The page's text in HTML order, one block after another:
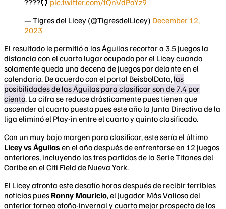
????⏰ pic.twitter.com/tQnVdPaYz9
— Tigres del Licey (@TigresdelLicey) December 12,
2023
El resultado le permitió a las Águilas recortar a 3.5 juegos la
distancia con el cuarto lugar ocupado por el Licey cuando
solamente queda una decena de juegos por delante en el
calendario. De acuerdo con el portal BeisbolData, las
posibilidades de las Águilas para clasificar son de 7.4 por
ciento. La cifra se reduce drásticamente pues tienen que
ascender al cuarto puesto pues este año la Junta Directiva de la
liga eliminó el Play-in entre el cuarto y quinto clasificado.
Con un muy bajo margen para clasificar, este sería el último
Licey vs Águilasen el año después de enfrentarse en 12 juegos
anteriores, incluyendo los tres partidos de la Serie Titanes del
Caribe en el Citi Field de Nueva York.
El Licey afronta este desafío horas después de recibir terribles
noticias pues Ronny Mauricio, el Jugador Más Valioso del
anterior torneo otoño-invernal y cuarto mejor prospecto de los